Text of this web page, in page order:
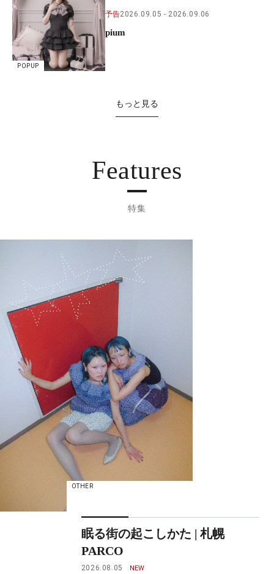
POPUP
予告2026.09.05 2026.09.06
pium
もっと見る
Features
特集
OTHER
眠る街の起こしかた | 札幌
PARCO
2026.08.05